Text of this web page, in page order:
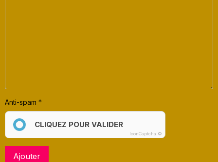
Anti-spam
CLIQUEZ POUR VALIDER
IconCaptcha ©
Ajouter